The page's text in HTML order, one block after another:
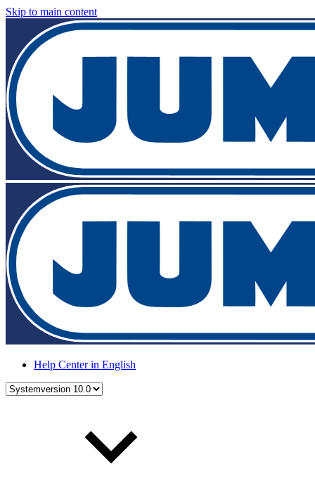
Skip to main content
Help Center in English